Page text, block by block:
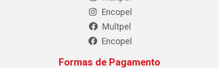
Encopel
Multpel
Encopel
Formas de Pagamento